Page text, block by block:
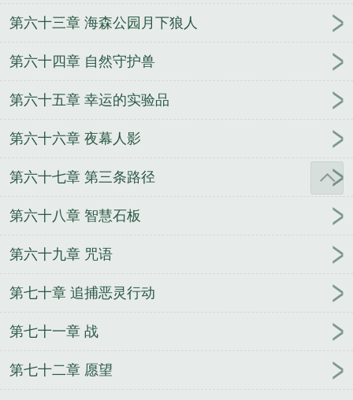
第六十三章 海森公园月下狼人
第六十四章 自然守护兽
第六十五章 幸运的实验品
第六十六章 夜幕人影
第六十七章 第三条路径
第六十八章 智慧石板
第六十九章 咒语
第七十章 追捕恶灵行动
第七十一章 战
第七十二章 愿望